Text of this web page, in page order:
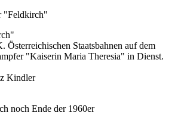
Österreichischen Staatsbahnen auf dem
"Kaiserin Maria Theresia" in Dienst.
Kindler